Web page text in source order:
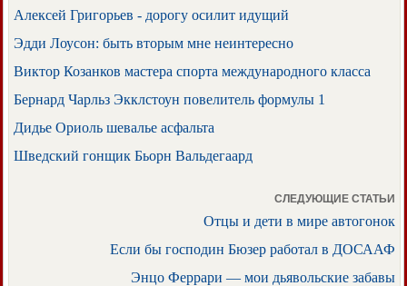
Алексей Григорьев - дорогу осилит идущий
Эдди Лоусон: быть вторым мне неинтересно
Виктор Козанков мастера спорта международного класса
Бернард Чарльз Экклстоун повелитель формулы 1
Дидье Ориоль шевалье асфальта
Шведский гонщик Бьорн Вальдегаард
СЛЕДУЮЩИЕ СТАТЬИ
Отцы и дети в мире автогонок
Если бы господин Бюзер работал в ДОСААФ
Энцо Феррари — мои дьявольские забавы